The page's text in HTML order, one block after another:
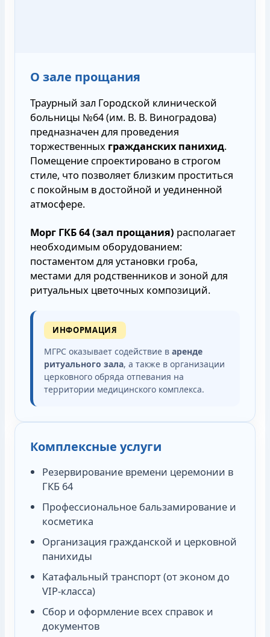
О зале прощания
Траурный зал Городской клинической
больницы №64 (им. В. В. Виноградова)
предназначен для проведения
торжественных гражданских панихид.
Помещение спроектировано в строгом
стиле, что позволяет близким проститься
с покойным в достойной и уединенной
атмосфере.
Морг ГКБ 64 (зал прощания) располагает
необходимым оборудованием:
постаментом для установки гроба,
местами для родственников и зоной для
ритуальных цветочных композиций.
ИНФОРМАЦИЯ
МГРС оказывает содействие в аренде
ритуального зала, а также в организации
церковного обряда отпевания на
территории медицинского комплекса.
Комплексные услуги
Резервирование времени церемонии в
ГКБ 64
Профессиональное бальзамирование и
косметика
Организация гражданской и церковной
панихиды
Катафальный транспорт (от эконом до
VIP-класса)
Сбор и оформление всех справок и
документов